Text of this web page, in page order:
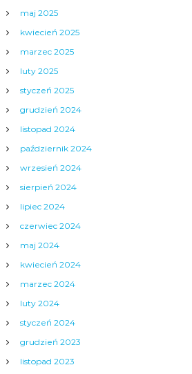
maj 2025
kwiecień 2025
marzec 2025
luty 2025
styczeń 2025
grudzień 2024
listopad 2024
październik 2024
wrzesień 2024
sierpień 2024
lipiec 2024
czerwiec 2024
maj 2024
kwiecień 2024
marzec 2024
luty 2024
styczeń 2024
grudzień 2023
listopad 2023